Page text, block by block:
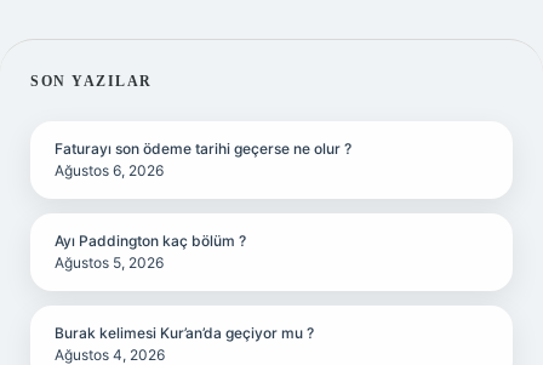
SIDEBAR
SON YAZILAR
Faturayı son ödeme tarihi geçerse ne olur ?
Ağustos 6, 2026
Ayı Paddington kaç bölüm ?
Ağustos 5, 2026
Burak kelimesi Kur’an’da geçiyor mu ?
Ağustos 4, 2026